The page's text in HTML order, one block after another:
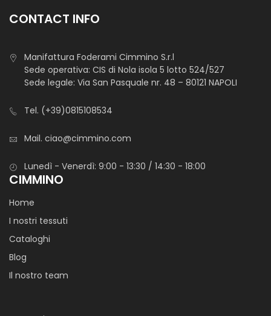
CONTACT INFO
Manifattura Foderami Cimmino S.r.l
Sede operativa: CIS di Nola isola 5 lotto 524/527
Sede legale: Via San Pasquale nr. 48 – 80121 NAPOLI
Tel. (+39)0815108534
Mail. ciao@cimmino.com
Lunedì - Venerdì: 9:00 - 13:30 / 14:30 - 18:00
CIMMINO
Home
I nostri tessuti
Cataloghi
Blog
Il nostro team